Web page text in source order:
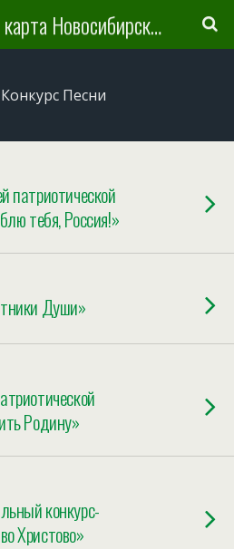
Литературная карта Новосибирска и Новосибирской области
Конкурс Песни
патриотической
тебя, Россия!»
Души»
Родину»
конкурс-
Христово»